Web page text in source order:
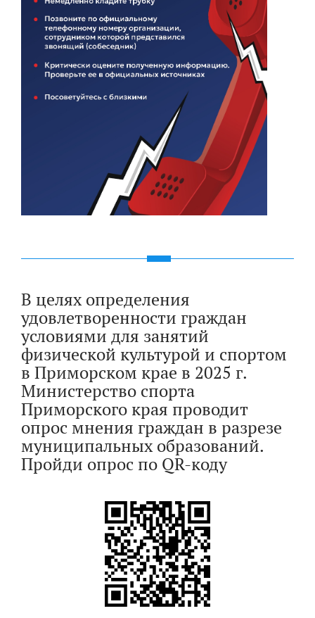
В целях определения
удовлетворенности граждан
условиями для занятий
физической культурой и спортом
в Приморском крае в 2025 г.
Министерство спорта
Приморского края проводит
опрос мнения граждан в разрезе
муниципальных образований.
Пройди опрос по QR-коду